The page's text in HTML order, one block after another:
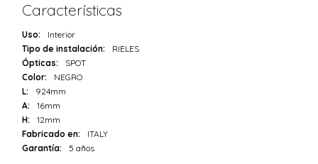
Características
Uso:
Interior
Tipo de instalación:
RIELES
Ópticas:
SPOT
Color:
NEGRO
L:
924mm
A:
16mm
H:
12mm
Fabricado en:
ITALY
Garantía:
5 años